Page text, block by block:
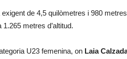
de 4,5 quilòmetres i 980
metres d’altitud.
U23 femenina, on Laia